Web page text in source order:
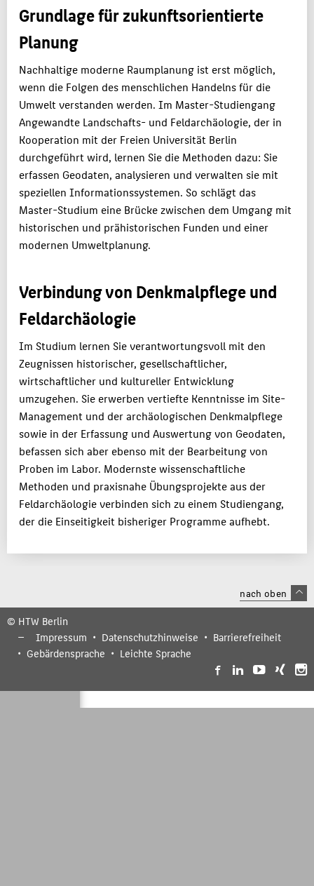
Grundlage für zukunftsorientierte
Planung
Nachhaltige moderne Raumplanung ist erst möglich,
wenn die Folgen des menschlichen Handelns für die
Umwelt verstanden werden. Im Master-Studiengang
Angewandte Landschafts- und Feldarchäologie, der in
Kooperation mit der Freien Universität Berlin
durchgeführt wird, lernen Sie die Methoden dazu: Sie
erfassen Geodaten, analysieren und verwalten sie mit
speziellen Informationssystemen. So schlägt das
Master-Studium eine Brücke zwischen dem Umgang mit
historischen und prähistorischen Funden und einer
modernen Umweltplanung.
Verbindung von Denkmalpflege und
Feldarchäologie
Im Studium lernen Sie verantwortungsvoll mit den
Zeugnissen historischer, gesellschaftlicher,
wirtschaftlicher und kultureller Entwicklung
umzugehen. Sie erwerben vertiefte Kenntnisse im Site-
Management und der archäologischen Denkmalpflege
sowie in der Erfassung und Auswertung von Geodaten,
befassen sich aber ebenso mit der Bearbeitung von
Proben im Labor. Modernste wissenschaftliche
Methoden und praxisnahe Übungsprojekte aus der
Feldarchäologie verbinden sich zu einem Studiengang,
der die Einseitigkeit bisheriger Programme aufhebt.
nach oben
© HTW Berlin
Impressum
Datenschutzhinweise
Barrierefreiheit
Gebärdensprache
Leichte Sprache